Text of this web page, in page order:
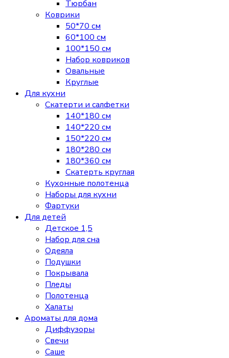
Тюрбан
Коврики
50*70 см
60*100 см
100*150 см
Набор ковриков
Овальные
Круглые
Для кухни
Скатерти и салфетки
140*180 см
140*220 см
150*220 см
180*280 см
180*360 см
Скатерть круглая
Кухонные полотенца
Наборы для кухни
Фартуки
Для детей
Детское 1,5
Набор для сна
Одеяла
Подушки
Покрывала
Пледы
Полотенца
Халаты
Ароматы для дома
Диффузоры
Свечи
Cаше